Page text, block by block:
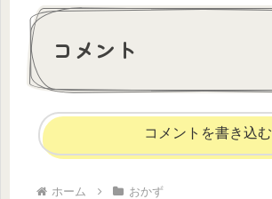
コメント
コメントを書き込む
ホーム おかず